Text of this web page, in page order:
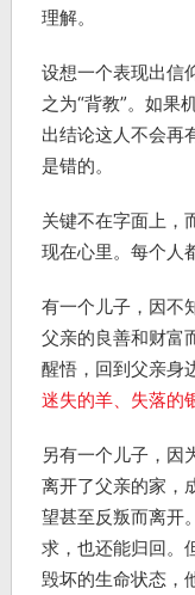
理解。
设想一个表现出信
之为“背教”。如果
出结论这人不会再
是错的。
关键不在字面上，
现在心里。每个人
有一个儿子，因不
父亲的良善和财富
醒悟，回到父亲身
迷失的羊、失落的
另有一个儿子，因
离开了父亲的家，
望甚至反叛而离开
求，也还能归回。
毁坏的生命状态，